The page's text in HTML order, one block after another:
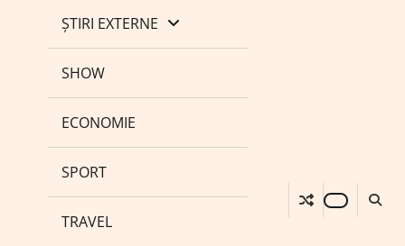
ȘTIRI EXTERNE
SHOW
ECONOMIE
SPORT
TRAVEL